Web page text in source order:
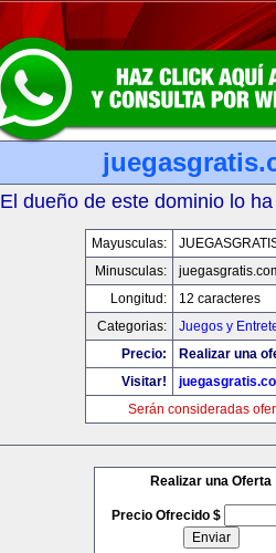
El dueño de este dominio lo
Mayusculas:
Minusculas:
Longitud:
12 caracteres
Categorias:
Juegos y
Precio:
Realizar una
Visitar!
Serán consideradas
Realizar una Oferta
Precio Ofrecido $